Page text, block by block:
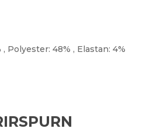
Polyester: 48% , Elastan: 4%